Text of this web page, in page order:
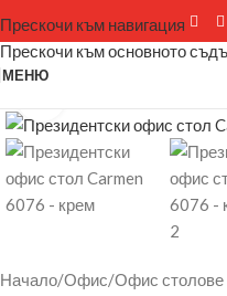
Прескочи към навигация
Прескочи към основното
МЕНЮ
Начало/Офис/Офис столове